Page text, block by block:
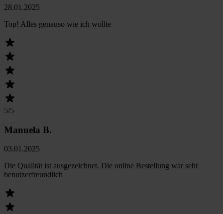
28.01.2025
Top! Alles genauso wie ich wollte
5/5
Manuela B.
03.01.2025
Die Qualität ist ausgezeichnet. Die online Bestellung war sehr
benutzerfreundlich